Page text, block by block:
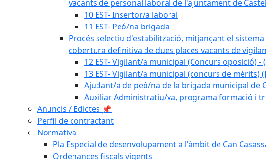
vacants de personal laboral de l'ajuntament de
10 EST- Insertor/a laboral
11 EST- Peó/na brigada
Procés selectiu d'estabilització, mitjançant el
cobertura definitiva de dues places vacants de
12 EST- Vigilant/a municipal (Concurs oposició) -
13 EST- Vigilant/a municipal (concurs de mèrits)
Ajudant/a de peó/na de la brigada municipal de
Auxiliar Administratiu/va, programa formació i
Anuncis / Edictes 📌
Perfil de contractant
Normativa
Pla Especial de desenvolupament a l'àmbit de Can
Ordenances fiscals vigents